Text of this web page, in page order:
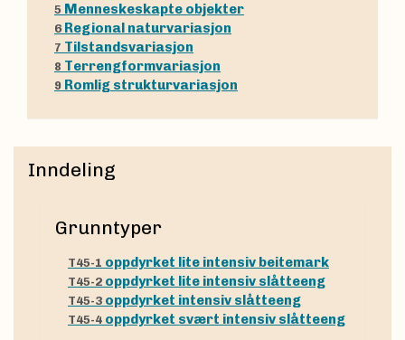
5 Menneskeskapte objekter
6 Regional naturvariasjon
7 Tilstandsvariasjon
8 Terrengformvariasjon
9 Romlig strukturvariasjon
Inndeling
Grunntyper
T45-1 oppdyrket lite intensiv beitemark
T45-2 oppdyrket lite intensiv slåtteeng
T45-3 oppdyrket intensiv slåtteeng
T45-4 oppdyrket svært intensiv slåtteeng